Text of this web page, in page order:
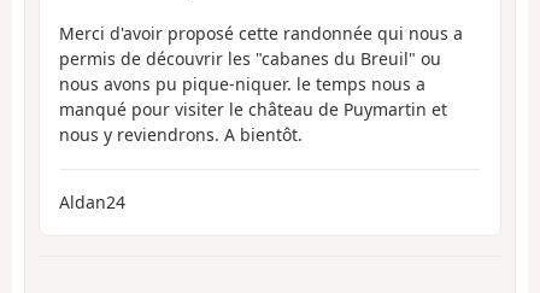
Merci d'avoir proposé cette randonnée qui nous a
permis de découvrir les "cabanes du Breuil" ou
nous avons pu pique-niquer. le temps nous a
manqué pour visiter le château de Puymartin et
nous y reviendrons. A bientôt.
Aldan24